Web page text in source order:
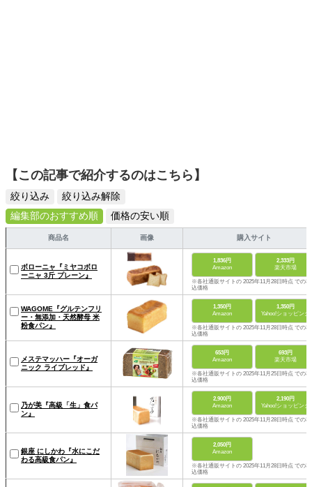
【この記事で紹介するのはこちら】
絞り込み
絞り込み解除
編集部のおすすめ順
価格の安い順
商品名 画像 購入サイト
ボローニャ『ミヤコボロ
ーニャ 3斤 プレーン』
1,836円
Amazon
2,333円
楽天市場
※各社通販サイトの 2025年11月28日時点 での税
込価格
WAGOME『グルテンフリ
ー・無添加・天然酵母 米
粉食パン』
1,350円
Amazon
1,350円
Yahoo!ショッピング
※各社通販サイトの 2025年11月28日時点 での税
込価格
メステマッハー『オーガ
ニック ライブレッド』
653円
Amazon
693円
楽天市場
※各社通販サイトの 2025年11月25日時点 での税
込価格
乃が美『高級「生」食パ
ン』
2,900円
Amazon
2,190円
Yahoo!ショッピング
※各社通販サイトの 2025年11月28日時点 での税
込価格
銀座 にしかわ『水にこだ
わる高級食パン』
2,050円
Amazon
※各社通販サイトの 2025年11月28日時点 での税
込価格